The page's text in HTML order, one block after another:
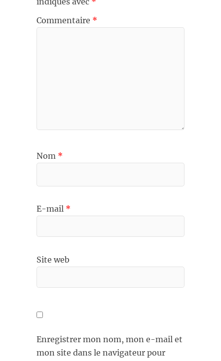
Commentaire *
Nom *
E-mail *
Site web
Enregistrer mon nom, mon e-mail et
mon site dans le navigateur pour